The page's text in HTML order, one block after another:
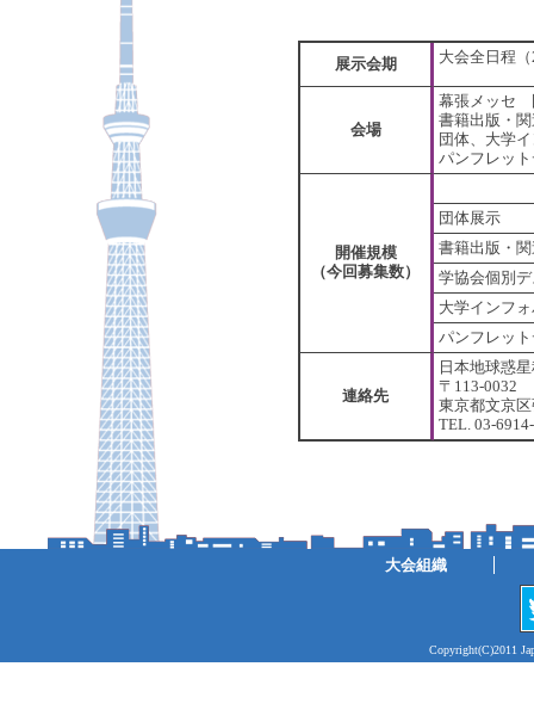
展示会期 大会全日程
会場
幕張メッセ
書籍出版・
団体、大学
パンフレッ
開催規模
（今回募集数）
団体展示
書籍出版・
学協会個別
大学インフ
パンフレッ
連絡先
日本地球惑
〒113-0032
東京都文京
TEL. 03-
大会組織
Copyright(C)2011